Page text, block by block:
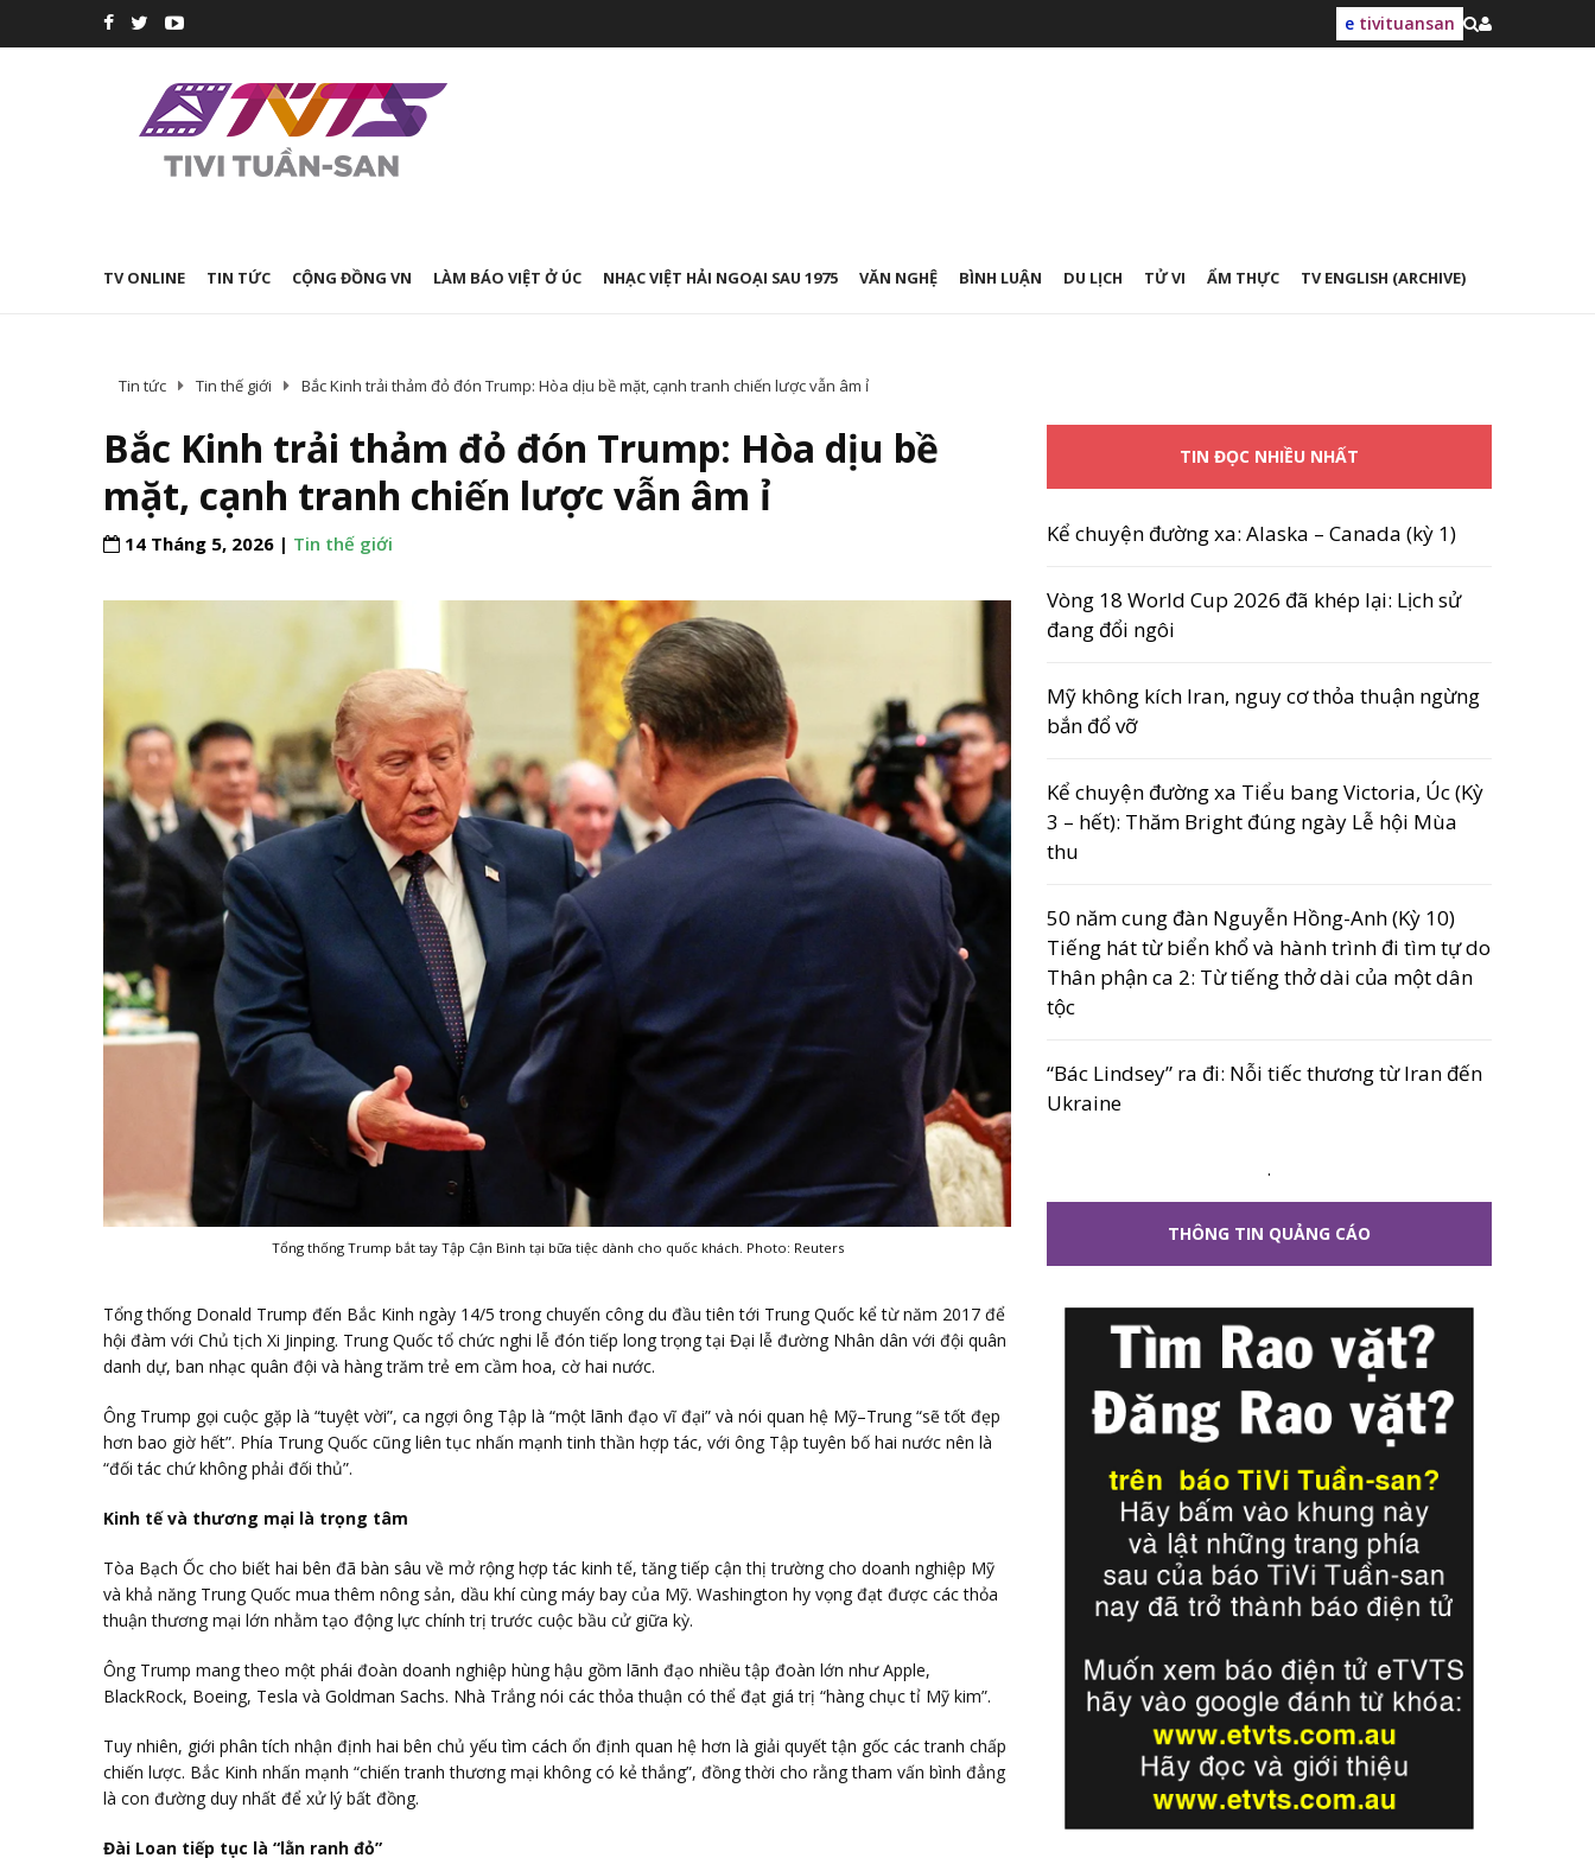
e tivituansan
TV ONLINE TIN TỨC CỘNG ĐỒNG VN LÀM BÁO VIỆT Ở ÚC NHẠC VIỆT HẢI NGOẠI SAU 1975 VĂN NGHỆ BÌNH LUẬN DU LỊCH TỬ VI ẨM THỰC TV ENGLISH (ARCHIVE)
Tin tức Tin thế giới Bắc Kinh trải thảm đỏ đón Trump: Hòa dịu bề mặt, cạnh tranh chiến lược vẫn âm ỉ
Bắc Kinh trải thảm đỏ đón Trump: Hòa dịu bề
mặt, cạnh tranh chiến lược vẫn âm ỉ
14 Tháng 5, 2026 | Tin thế giới
Tổng thống Trump bắt tay Tập Cận Bình tại bữa tiệc dành cho quốc khách. Photo: Reuters
Tổng thống Donald Trump đến Bắc Kinh ngày 14/5 trong chuyến công du đầu tiên tới Trung Quốc kể từ năm 2017 để
hội đàm với Chủ tịch Xi Jinping. Trung Quốc tổ chức nghi lễ đón tiếp long trọng tại Đại lễ đường Nhân dân với đội quân
danh dự, ban nhạc quân đội và hàng trăm trẻ em cầm hoa, cờ hai nước.
Ông Trump gọi cuộc gặp là “tuyệt vời”, ca ngợi ông Tập là “một lãnh đạo vĩ đại” và nói quan hệ Mỹ–Trung “sẽ tốt đẹp
hơn bao giờ hết”. Phía Trung Quốc cũng liên tục nhấn mạnh tinh thần hợp tác, với ông Tập tuyên bố hai nước nên là
“đối tác chứ không phải đối thủ”.
Kinh tế và thương mại là trọng tâm
Tòa Bạch Ốc cho biết hai bên đã bàn sâu về mở rộng hợp tác kinh tế, tăng tiếp cận thị trường cho doanh nghiệp Mỹ
và khả năng Trung Quốc mua thêm nông sản, dầu khí cùng máy bay của Mỹ. Washington hy vọng đạt được các thỏa
thuận thương mại lớn nhằm tạo động lực chính trị trước cuộc bầu cử giữa kỳ.
Ông Trump mang theo một phái đoàn doanh nghiệp hùng hậu gồm lãnh đạo nhiều tập đoàn lớn nhưApple,
BlackRock, Boeing, Tesla và Goldman Sachs. Nhà Trắng nói các thỏa thuận có thể đạt giá trị “hàng chục tỉ Mỹ kim”.
Tuy nhiên, giới phân tích nhận định hai bên chủ yếu tìm cách ổn định quan hệ hơn là giải quyết tận gốc các tranh chấp
chiến lược. Bắc Kinh nhấn mạnh “chiến tranh thương mại không có kẻ thắng”, đồng thời cho rằng tham vấn bình đẳng
là con đường duy nhất để xử lý bất đồng.
Đài Loan tiếp tục là “lằn ranh đỏ”
TIN ĐỌC NHIỀU NHẤT
Kể chuyện đường xa: Alaska – Canada (kỳ 1)
Vòng 18 World Cup 2026 đã khép lại: Lịch sử
đang đổi ngôi
Mỹ không kích Iran, nguy cơ thỏa thuận ngừng
bắn đổ vỡ
Kể chuyện đường xa Tiểu bang Victoria, Úc (Kỳ
3 – hết): Thăm Bright đúng ngày Lễ hội Mùa
thu
50 năm cung đàn Nguyễn Hồng-Anh (Kỳ 10)
Tiếng hát từ biển khổ và hành trình đi tìm tự do
Thân phận ca 2: Từ tiếng thở dài của một dân
tộc
“Bác Lindsey” ra đi: Nỗi tiếc thương từ Iran đến
Ukraine
.
THÔNG TIN QUẢNG CÁO